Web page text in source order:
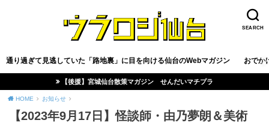
SEARCH
通り過ぎて見逃していた「路地裏」に目を向ける仙台のWebマガジン おでか
【後援】宮城仙台散策マガジン せんだいマチプラ
HOME お知らせ
【2023年9月17日】怪談師・由乃夢朗＆美術